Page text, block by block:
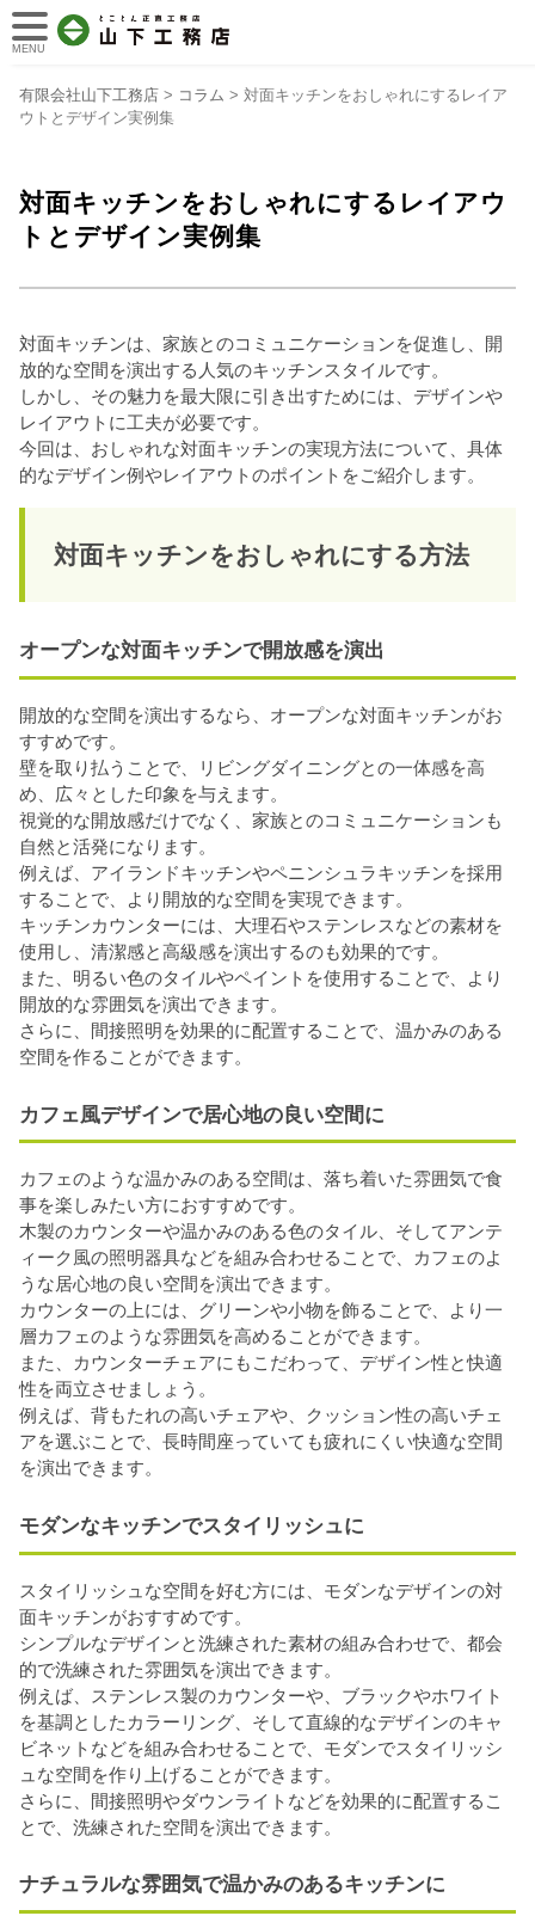
有限会社山下工務店 > コラム > 対面キッチンをおしゃれにするレイア
ウトとデザイン実例集
対面キッチンをおしゃれにするレイアウ
トとデザイン実例集
対面キッチンは、家族とのコミュニケーションを促進し、開
放的な空間を演出する人気のキッチンスタイルです。
しかし、その魅力を最大限に引き出すためには、デザインや
レイアウトに工夫が必要です。
今回は、おしゃれな対面キッチンの実現方法について、具体
的なデザイン例やレイアウトのポイントをご紹介します。
対面キッチンをおしゃれにする方法
オープンな対面キッチンで開放感を演出
開放的な空間を演出するなら、オープンな対面キッチンがお
すすめです。
壁を取り払うことで、リビングダイニングとの一体感を高
め、広々とした印象を与えます。
視覚的な開放感だけでなく、家族とのコミュニケーションも
自然と活発になります。
例えば、アイランドキッチンやペニンシュラキッチンを採用
することで、より開放的な空間を実現できます。
キッチンカウンターには、大理石やステンレスなどの素材を
使用し、清潔感と高級感を演出するのも効果的です。
また、明るい色のタイルやペイントを使用することで、より
開放的な雰囲気を演出できます。
さらに、間接照明を効果的に配置することで、温かみのある
空間を作ることができます。
カフェ風デザインで居心地の良い空間に
カフェのような温かみのある空間は、落ち着いた雰囲気で食
事を楽しみたい方におすすめです。
木製のカウンターや温かみのある色のタイル、そしてアンテ
ィーク風の照明器具などを組み合わせることで、カフェのよ
うな居心地の良い空間を演出できます。
カウンターの上には、グリーンや小物を飾ることで、より一
層カフェのような雰囲気を高めることができます。
また、カウンターチェアにもこだわって、デザイン性と快適
性を両立させましょう。
例えば、背もたれの高いチェアや、クッション性の高いチェ
アを選ぶことで、長時間座っていても疲れにくい快適な空間
を演出できます。
モダンなキッチンでスタイリッシュに
スタイリッシュな空間を好む方には、モダンなデザインの対
面キッチンがおすすめです。
シンプルなデザインと洗練された素材の組み合わせで、都会
的で洗練された雰囲気を演出できます。
例えば、ステンレス製のカウンターや、ブラックやホワイト
を基調としたカラーリング、そして直線的なデザインのキャ
ビネットなどを組み合わせることで、モダンでスタイリッシ
ュな空間を作り上げることができます。
さらに、間接照明やダウンライトなどを効果的に配置するこ
とで、洗練された空間を演出できます。
ナチュラルな雰囲気で温かみのあるキッチンに
MENU